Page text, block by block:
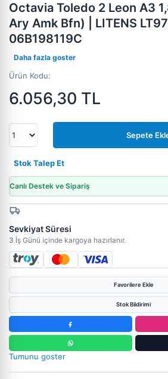
Octavia Toledo 2 Leon A3
Ary Amk Bfn) | LITENS
06B198119C
Daha fazla goster
Ürün Kodu:
6.056,30 TL
Sepete
Stok Talep Et
Canlı Destek ve Sipariş
Sevkiyat Süresi
3 İş Günü içinde kargoya hazırlanır.
Favorilere Ekle
Stok Bildirimi
Tumunu goster